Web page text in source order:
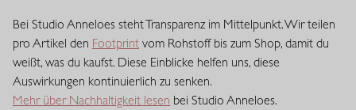
leichte Qualität mit eleganter Optik, die den ganzen Tag ihre Form
behält.
Bei Studio Anneloes steht Transparenz im Mittelpunkt. Wir teilen
pro Artikel den Footprint vom Rohstoff bis zum Shop, damit du
weißt, was du kaufst. Diese Einblicke helfen uns, diese
Auswirkungen kontinuierlich zu senken.
Mehr über Nachhaltigkeit lesen bei Studio Anneloes.